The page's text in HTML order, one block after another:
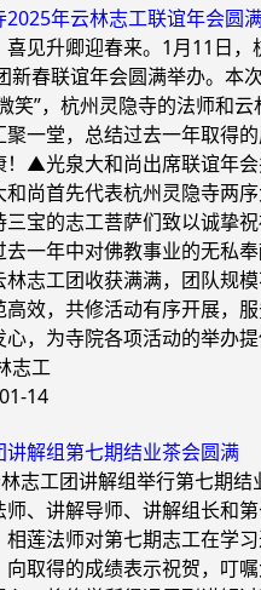
年云林志工联谊年会圆
见升卿迎春来。1月11日，
新春联谊年会圆满举办。本
笑”，杭州灵隐寺的法师和云
一堂，总结过去一年取得
！▲光泉大和尚出席联谊年
尚首先代表杭州灵隐寺两
三宝的志工菩萨们致以诚挚
一年中对佛教事业的无私
志工团收获满满，团队规模
高效，共修活动有序开展，
，为寺院各项活动的举办
志工
14
解组第七期结业茶会圆满
志工团讲解组举行第七期结
、讲解导师、讲解组长和
莲法师对第七期志工在学
取得的成绩表示祝贺，叮